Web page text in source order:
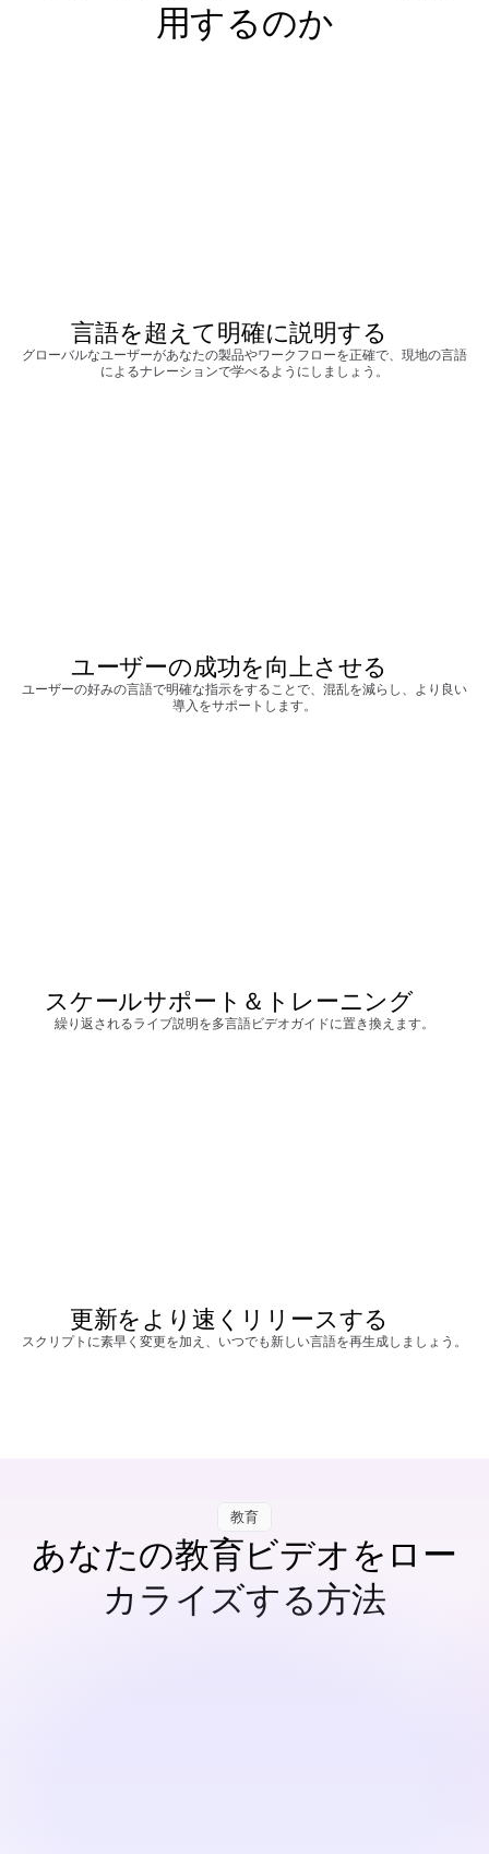
用するのか
言語を超えて明確に説明する
グローバルなユーザーがあなたの製品やワークフローを正確で、現地の言語
によるナレーションで学べるようにしましょう。
ユーザーの成功を向上させる
ユーザーの好みの言語で明確な指示をすることで、混乱を減らし、より良い
導入をサポートします。
スケールサポート＆トレーニング
繰り返されるライブ説明を多言語ビデオガイドに置き換えます。
更新をより速くリリースする
スクリプトに素早く変更を加え、いつでも新しい言語を再生成しましょう。
教育
あなたの教育ビデオをロー
カライズする方法